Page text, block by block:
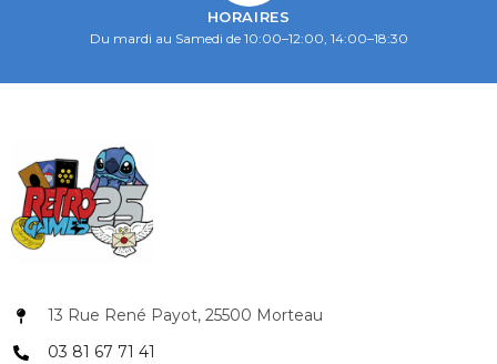
HORAIRES
Du mardi au Samedi de 10:00–12:00, 14:00–18:30
13 Rue René Payot, 25500 Morteau
03 81 67 71 41